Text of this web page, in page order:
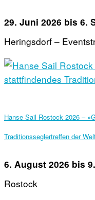
29. Juni 2026 bis 6.
Heringsdorf –
Hanse Sail Rostock 2026 –
Traditionsseglertreffen der
6. August 2026 bis
Rostock